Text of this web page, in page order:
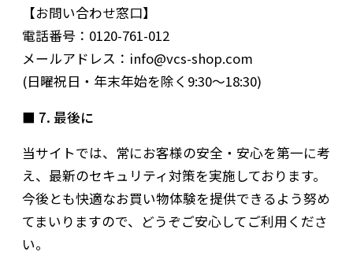
【お問い合わせ窓口】
電話番号：0120-761-012
メールアドレス：info@vcs-shop.com
(日曜祝日・年末年始を除く9:30～18:30)
■ 7. 最後に
当サイトでは、常にお客様の安全・安心を第一に考
え、最新のセキュリティ対策を実施しております。
今後とも快適なお買い物体験を提供できるよう努め
てまいりますので、どうぞご安心してご利用くださ
い。